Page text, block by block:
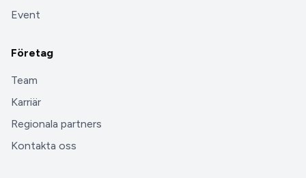
Event
Företag
Team
Karriär
Regionala partners
Kontakta oss